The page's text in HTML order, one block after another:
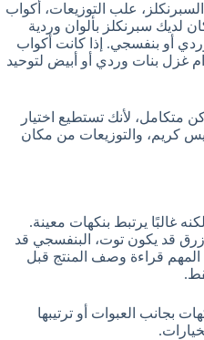
علب التوزيعات، أكواب
لديك سبرنكلز بألوان وردية
أو بنفسجي. إذا كانت أكواب
غزل بنات وردي أو أبيض لتوحيد
لأنك تستطيع اختيار
كريم، والتوزيعات من مكان
غالبًا يرتبط بنكهات معينة.
قد يكون توت، البنفسجي قد
المهم قراءة وصف المنتج قبل
بجانب العبوات أو ترتيبها